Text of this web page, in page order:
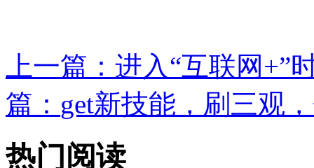
上一篇： 进入“互联网+”
篇： get新技能，刷三观
热门阅读